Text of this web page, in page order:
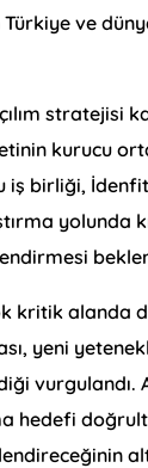
ve
stratejisi
kurucu
iş birliği,
yolunda
kritik alanda
yeni
vurgulandı.
hedefi